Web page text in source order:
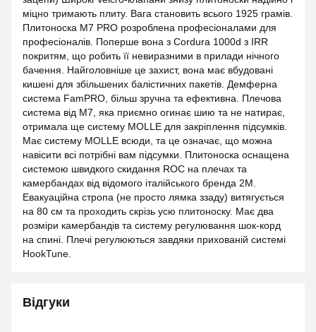
міцно тримають плиту. Вага становить всього 1925 грамів.
Плитоноска М7 PRO розроблена професіоналами для
професіоналів. Поперше вона з Cordura 1000d з IRR
покритям, що робить її невиразними в прилади нічного
бачення. Найголовніше це захист, вона має вбудовані
кишені для збільшених балістичних пакетів. Демферна
система FamPRO, більш зручна та ефективна. Плечова
система від М7, яка приємно огинає шию та не натирає,
отримала ще систему MOLLE для закріплення підсумків.
Має систему MOLLE всюди, та це означає, що можна
навісити всі потрібні вам підсумки. Плитоноска оснащена
системою швидкого скидання ROC на плечах та
камербандах від відомого італійського бренда 2М.
Евакуаційна стропа (не просто лямка ззаду) витягується
на 80 см та проходить скрізь усю плитоноску. Має два
розміри камербандів та систему регулювання шок-корд
на спині. Плечі регулюються завдяки прихованій системі
HookTune.
Відгуки